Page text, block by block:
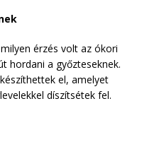
érzés volt az ókori
hordani a győzteseknek.
el, amelyet
díszítsétek fel.